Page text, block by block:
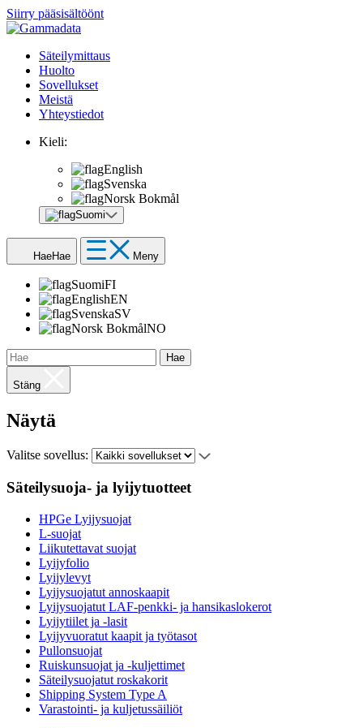
Siirry pääsisältöönt
Säteilymittaus
Huolto
Sovellukset
Meistä
Yhteystiedot
Kieli:
English
Svenska
Norsk Bokmål
Suomi
HaeHae Meny
SuomiFI
EnglishEN
SvenskaSV
Norsk BokmålNO
Hae
Stäng
Näytä
Valitse sovellus:
Säteilysuoja- ja lyijytuotteet
HPGe Lyijysuojat
L-suojat
Liikutettavat suojat
Lyijyfolio
Lyijylevyt
Lyijysuojatut annoskaapit
Lyijysuojatut LAF-penkki- ja hansikaslokerot
Lyijytiilet ja -lasit
Lyijyvuoratut kaapit ja työtasot
Pullonsuojat
Ruiskunsuojat ja -kuljettimet
Säteilysuojatut roskakorit
Shipping System Type A
Varastointi- ja kuljetussäiliöt